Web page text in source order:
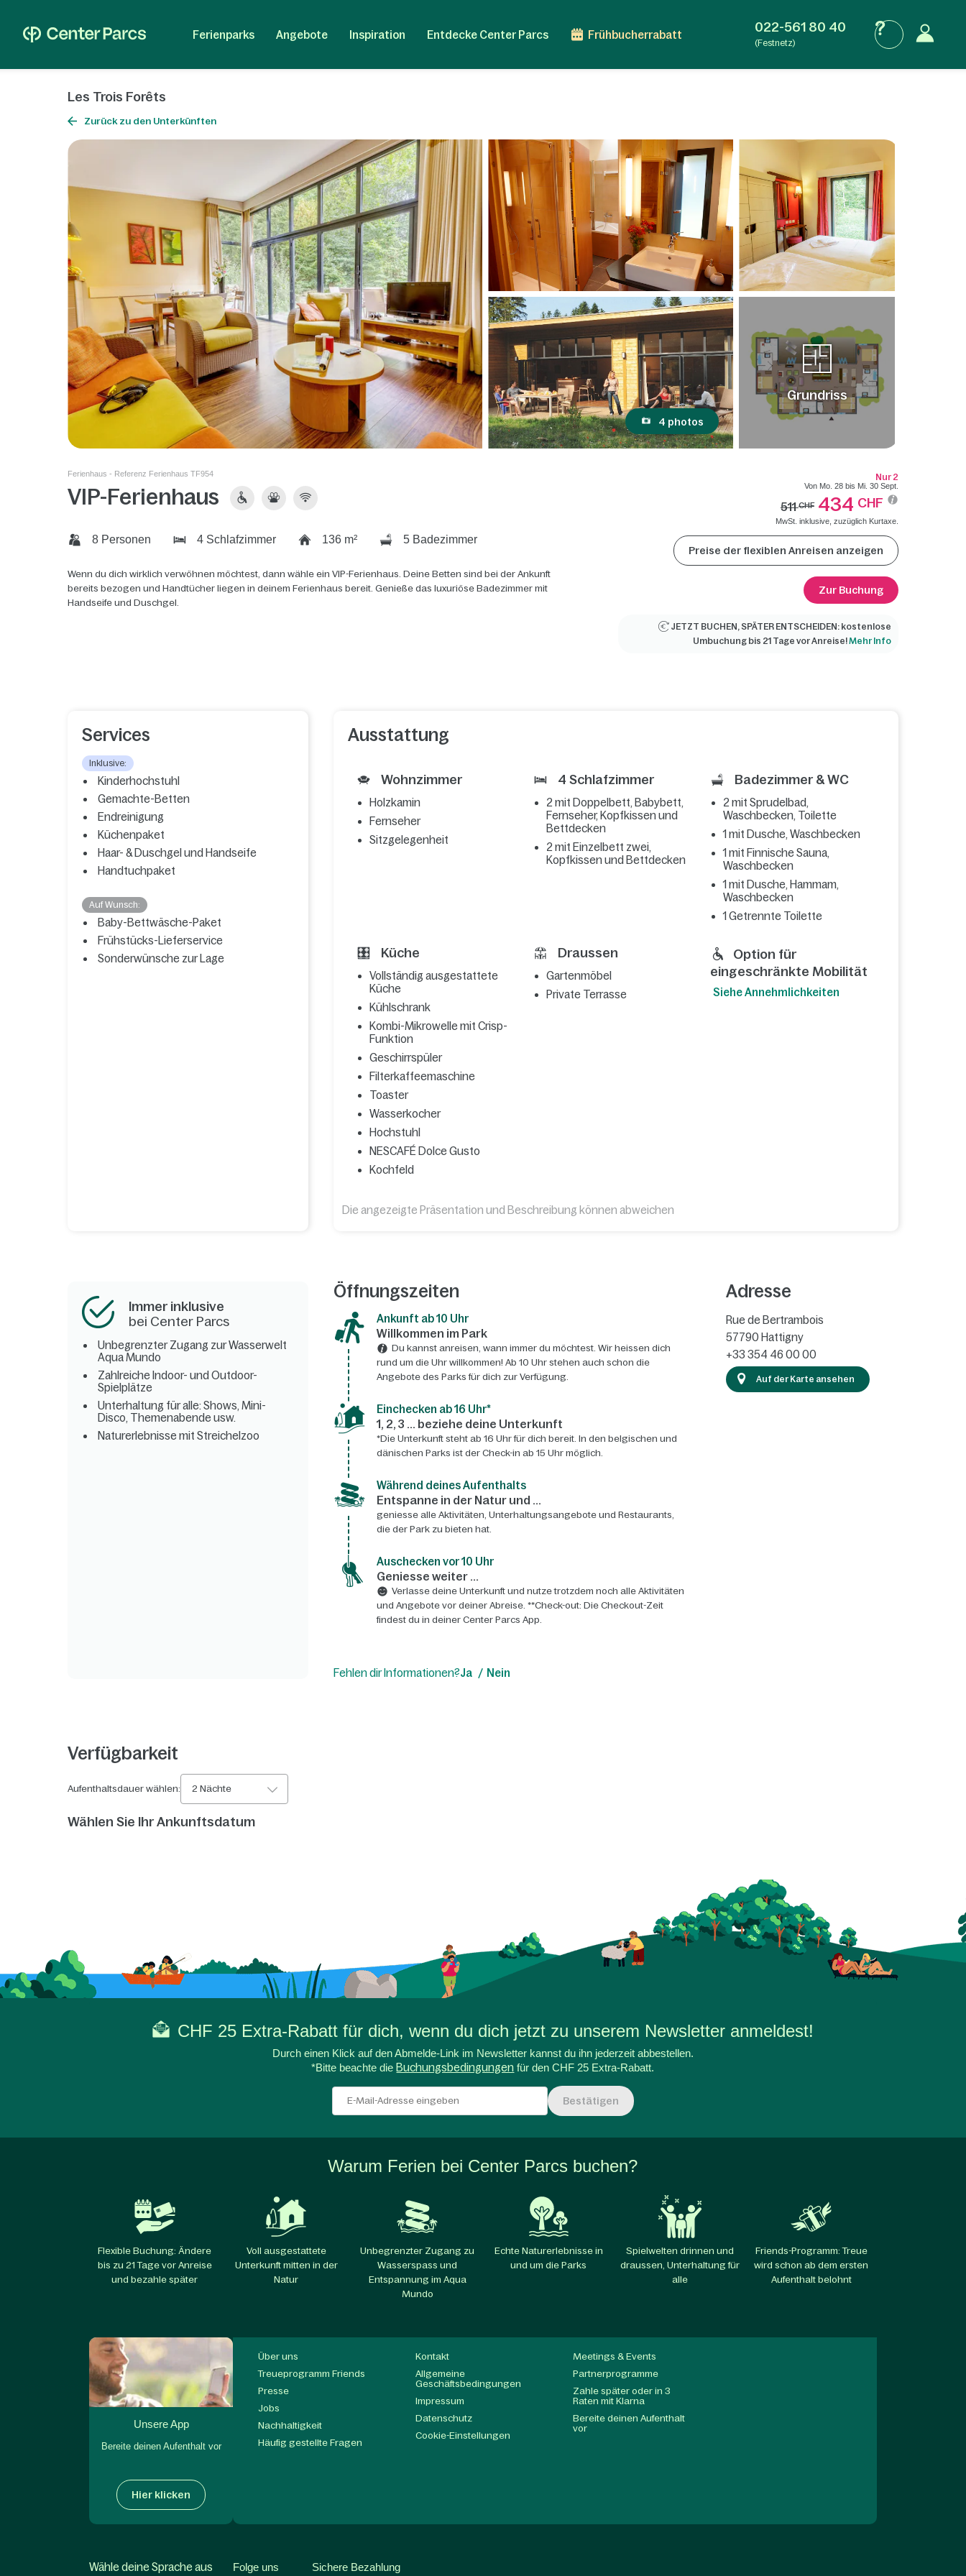
Ferienparks Angebote Inspiration Entdecke Center Parcs Frühbucherrabatt 022-561 80 40
(Festnetz)
Les Trois Forêts
Zurück zu den Unterkünften
4 photos
Grundriss
Ferienhaus - Referenz Ferienhaus TF954
VIP-Ferienhaus
8 Personen 4 Schlafzimmer 136 m² 5 Badezimmer
Wenn du dich wirklich verwöhnen möchtest, dann wähle ein VIP-Ferienhaus. Deine Betten sind bei der Ankunft
bereits bezogen und Handtücher liegen in deinem Ferienhaus bereit. Genieße das luxuriöse Badezimmer mit
Handseife und Duschgel.
Nur 2
Von Mo. 28 bis Mi. 30 Sept.
511CHF 434 CHF
MwSt. inklusive, zuzüglich Kurtaxe.
Preise der flexiblen Anreisen anzeigen
Zur Buchung
JETZT BUCHEN, SPÄTER ENTSCHEIDEN: kostenlose
Umbuchung bis 21 Tage vor Anreise!Mehr Info
Services
Inklusive:
Kinderhochstuhl
Gemachte-Betten
Endreinigung
Küchenpaket
Haar- & Duschgel und Handseife
Handtuchpaket
Auf Wunsch:
Baby-Bettwäsche-Paket
Frühstücks-Lieferservice
Sonderwünsche zur Lage
Ausstattung
Wohnzimmer
Holzkamin
Fernseher
Sitzgelegenheit
4 Schlafzimmer
2 mit Doppelbett, Babybett,
Fernseher, Kopfkissen und
Bettdecken
2 mit Einzelbett zwei,
Kopfkissen und Bettdecken
Badezimmer & WC
2 mit Sprudelbad,
Waschbecken, Toilette
1 mit Dusche, Waschbecken
1 mit Finnische Sauna,
Waschbecken
1 mit Dusche, Hammam,
Waschbecken
1 Getrennte Toilette
Küche
Vollständig ausgestattete
Küche
Kühlschrank
Kombi-Mikrowelle mit Crisp-
Funktion
Geschirrspüler
Filterkaffeemaschine
Toaster
Wasserkocher
Hochstuhl
NESCAFÉ Dolce Gusto
Kochfeld
Draussen
Gartenmöbel
Private Terrasse
Option für
eingeschränkte Mobilität
Siehe Annehmlichkeiten
Die angezeigte Präsentation und Beschreibung können abweichen
Immer inklusive
bei Center Parcs
Unbegrenzter Zugang zur Wasserwelt
Aqua Mundo
Zahlreiche Indoor- und Outdoor-
Spielplätze
Unterhaltung für alle: Shows, Mini-
Disco, Themenabende usw.
Naturerlebnisse mit Streichelzoo
Öffnungszeiten
Ankunft ab 10 Uhr
Willkommen im Park
Du kannst anreisen, wann immer du möchtest. Wir heissen dich
rund um die Uhr willkommen! Ab 10 Uhr stehen auch schon die
Angebote des Parks für dich zur Verfügung.
Einchecken ab 16 Uhr*
1, 2, 3 ... beziehe deine Unterkunft
*Die Unterkunft steht ab 16 Uhr für dich bereit. In den belgischen und
dänischen Parks ist der Check-in ab 15 Uhr möglich.
Während deines Aufenthalts
Entspanne in der Natur und ...
geniesse alle Aktivitäten, Unterhaltungsangebote und Restaurants,
die der Park zu bieten hat.
Auschecken vor 10 Uhr
Geniesse weiter ...
Verlasse deine Unterkunft und nutze trotzdem noch alle Aktivitäten
und Angebote vor deiner Abreise. **Check-out: Die Checkout-Zeit
findest du in deiner Center Parcs App.
Adresse
Rue de Bertrambois
57790 Hattigny
+33 354 46 00 00
Auf der Karte ansehen
Fehlen dir Informationen?Ja Nein
Verfügbarkeit
Aufenthaltsdauer wählen: 2 Nächte
Wählen Sie Ihr Ankunftsdatum
CHF 25 Extra-Rabatt für dich, wenn du dich jetzt zu unserem Newsletter anmeldest!
Durch einen Klick auf den Abmelde-Link im Newsletter kannst du ihn jederzeit abbestellen.
*Bitte beachte die Buchungsbedingungen für den CHF 25 Extra-Rabatt.
Bestätigen
Warum Ferien bei Center Parcs buchen?
Flexible Buchung: Ändere
bis zu 21 Tage vor Anreise
und bezahle später
Voll ausgestattete
Unterkunft mitten in der
Natur
Unbegrenzter Zugang zu
Wasserspass und
Entspannung im Aqua
Mundo​
Echte Naturerlebnisse in
und um die Parks​
Spielwelten drinnen und
draussen, Unterhaltung für
alle​
Friends-Programm: Treue
wird schon ab dem ersten
Aufenthalt belohnt​
Unsere App
Bereite deinen Aufenthalt vor
Hier klicken
Über uns
Treueprogramm Friends
Presse
Jobs
Nachhaltigkeit
Häufig gestellte Fragen
Kontakt
Allgemeine
Geschäftsbedingungen
Impressum
Datenschutz
Cookie-Einstellungen
Meetings & Events
Partnerprogramme
Zahle später oder in 3
Raten mit Klarna
Bereite deinen Aufenthalt
vor
Wähle deine Sprache aus Folge uns Sichere Bezahlung